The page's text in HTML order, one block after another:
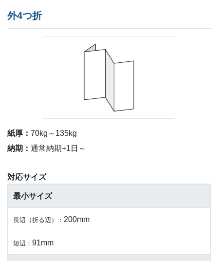
外4つ折
紙厚： 70kg～135kg
納期： 通常納期+1日～
対応サイズ
最小サイズ
長辺（折る辺）： 200mm
短辺： 91mm